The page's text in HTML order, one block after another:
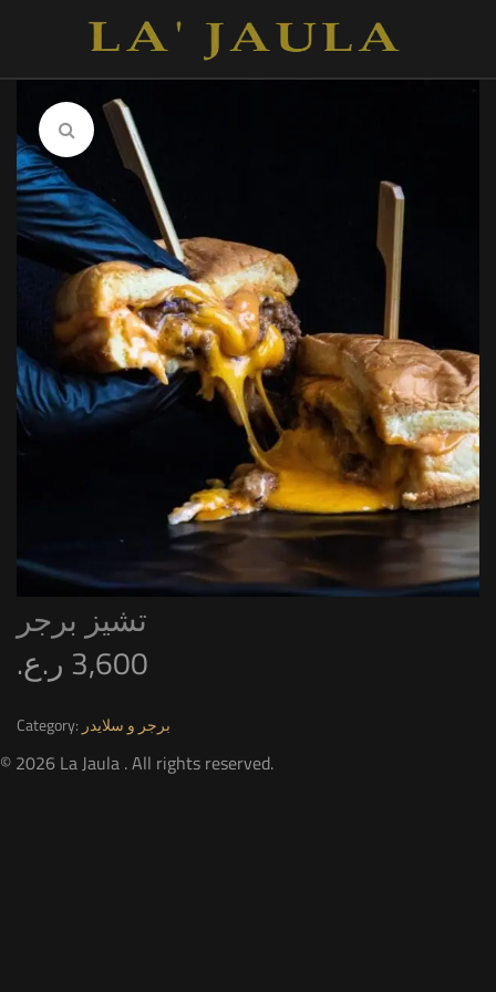
تشيز برجر
3,600 ر.ع.
Category: برجر و سلايدر
© 2026 La Jaula . All rights reserved.